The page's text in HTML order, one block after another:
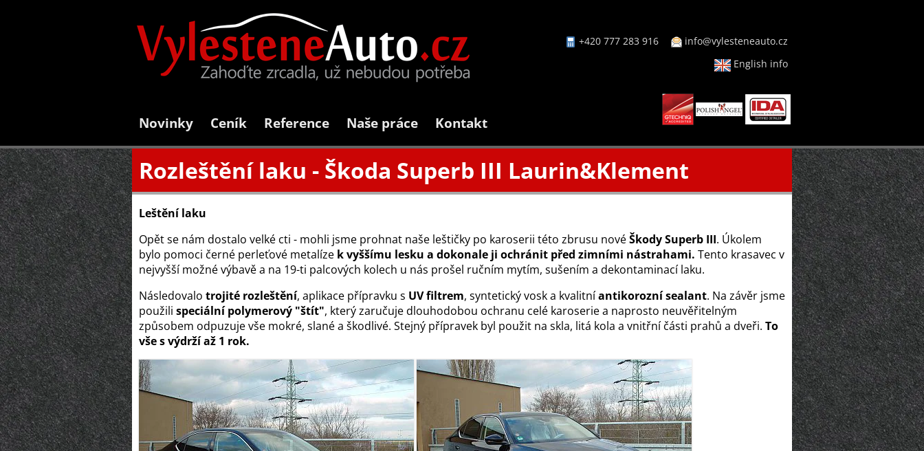
+420 777 283 916
info@vylesteneauto.cz
English info
Novinky Ceník Reference Naše práce Kontakt
Rozleštění laku - Škoda Superb III Laurin&Klement
Leštění laku
Opět se nám dostalo velké cti - mohli jsme prohnat naše leštičky po karoserii této zbrusu novéŠkody Superb III. Úkolem
bylo pomoci černé perleťové metalíze k vyššímu lesku a dokonale ji ochránit před zimními nástrahami. Tento krasavec v
nejvyšší možné výbavě a na 19-ti palcových kolech u nás prošel ručním mytím, sušením a dekontaminací laku.
Následovalo trojité rozleštění, aplikace přípravku s UV filtrem, syntetický vosk a kvalitníantikorozní sealant. Na závěr jsme
použili speciální polymerový "štít", který zaručuje dlouhodobou ochranu celé karoserie a naprosto neuvěřitelným
způsobem odpuzuje vše mokré, slané a škodlivé. Stejný přípravek byl použit na skla, litá kola a vnitřní části prahů a dveři. To
vše s výdrží až 1 rok.